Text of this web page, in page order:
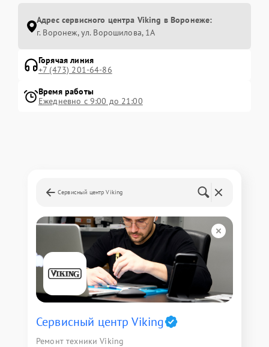
Адрес сервисного центра Viking в Воронеже:
г. Воронеж, ул. Ворошилова, 1А
Горячая линия
+7 (473) 201-64-86
Время работы
Ежедневно с 9:00 до 21:00
Сервисный центр Viking
Сервисный центр Viking
Ремонт техники Viking